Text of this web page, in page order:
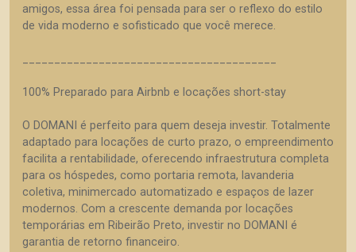
amigos, essa área foi pensada para ser o reflexo do estilo
de vida moderno e sofisticado que você merece.
100% Preparado para Airbnb e locações short-stay
O DOMANI é perfeito para quem deseja investir. Totalmente
adaptado para locações de curto prazo, o empreendimento
facilita a rentabilidade, oferecendo infraestrutura completa
para os hóspedes, como portaria remota, lavanderia
coletiva, minimercado automatizado e espaços de lazer
modernos. Com a crescente demanda por locações
temporárias em Ribeirão Preto, investir no DOMANI é
garantia de retorno financeiro.